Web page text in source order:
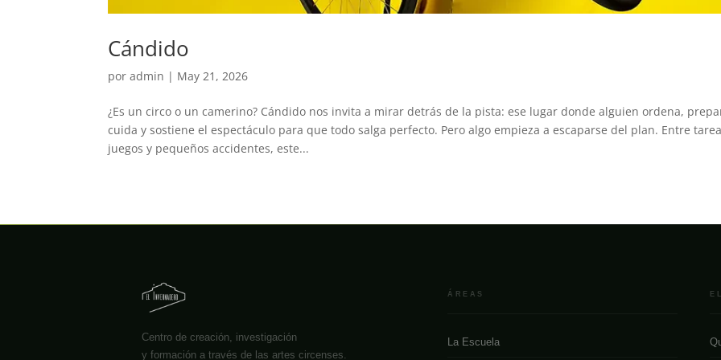
Cándido
poradmin | May 21, 2026
¿Es un circo o un camerino? Cándido nos invita a mirar detrás de la pista: ese lugar donde alguien ordena,
cuida y sostiene el espectáculo para que todo salga perfecto. Pero algo empieza a escaparse del plan. Entre
juegos y pequeños accidentes, este...
Centro de creación, investigación
y formación a través de las artes circenses.
ÁREAS
La Escuela